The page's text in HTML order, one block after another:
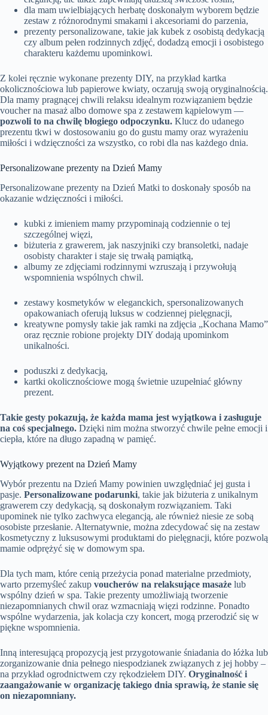
dla mam uwielbiających herbatę doskonałym wyborem będzie
zestaw z różnorodnymi smakami i akcesoriami do parzenia,
prezenty personalizowane, takie jak kubek z osobistą dedykacją
czy album pełen rodzinnych zdjęć, dodadzą emocji i osobistego
charakteru każdemu upominkowi.
Z kolei ręcznie wykonane prezenty DIY, na przykład kartka
okolicznościowa lub papierowe kwiaty, oczarują swoją oryginalnością.
Dla mamy pragnącej chwili relaksu idealnym rozwiązaniem będzie
voucher na masaż albo domowe spa z zestawem kąpielowym —
pozwoli to na chwilę błogiego odpoczynku. Klucz do udanego
prezentu tkwi w dostosowaniu go do gustu mamy oraz wyrażeniu
miłości i wdzięczności za wszystko, co robi dla nas każdego dnia.
Personalizowane prezenty na Dzień Mamy
Personalizowane prezenty na Dzień Matki to doskonały sposób na
okazanie wdzięczności i miłości.
kubki z imieniem mamy przypominają codziennie o tej
szczególnej więzi,
biżuteria z grawerem, jak naszyjniki czy bransoletki, nadaje
osobisty charakter i staje się trwałą pamiątką,
albumy ze zdjęciami rodzinnymi wzruszają i przywołują
wspomnienia wspólnych chwil.
zestawy kosmetyków w eleganckich, spersonalizowanych
opakowaniach oferują luksus w codziennej pielęgnacji,
kreatywne pomysły takie jak ramki na zdjęcia „Kochana Mamo”
oraz ręcznie robione projekty DIY dodają upominkom
unikalności.
poduszki z dedykacją,
kartki okolicznościowe mogą świetnie uzupełniać główny
prezent.
Takie gesty pokazują, że każda mama jest wyjątkowa i zasługuje
na coś specjalnego. Dzięki nim można stworzyć chwile pełne emocji i
ciepła, które na długo zapadną w pamięć.
Wyjątkowy prezent na Dzień Mamy
Wybór prezentu na Dzień Mamy powinien uwzględniać jej gusta i
pasje. Personalizowane podarunki, takie jak biżuteria z unikalnym
grawerem czy dedykacją, są doskonałym rozwiązaniem. Taki
upominek nie tylko zachwyca elegancją, ale również niesie ze sobą
osobiste przesłanie. Alternatywnie, można zdecydować się na zestaw
kosmetyczny z luksusowymi produktami do pielęgnacji, które pozwolą
mamie odprężyć się w domowym spa.
Dla tych mam, które cenią przeżycia ponad materialne przedmioty,
warto przemyśleć zakup voucherów na relaksujące masaże lub
wspólny dzień w spa. Takie prezenty umożliwiają tworzenie
niezapomnianych chwil oraz wzmacniają więzi rodzinne. Ponadto
wspólne wydarzenia, jak kolacja czy koncert, mogą przerodzić się w
piękne wspomnienia.
Inną interesującą propozycją jest przygotowanie śniadania do łóżka lub
zorganizowanie dnia pełnego niespodzianek związanych z jej hobby –
na przykład ogrodnictwem czy rękodziełem DIY. Oryginalność i
zaangażowanie w organizację takiego dnia sprawią, że stanie się
on niezapomniany.